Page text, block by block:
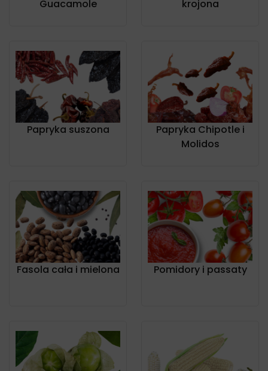
Guacamole
krojona
Papryka suszona
Papryka Chipotle i
Molidos
Fasola cała i mielona Pomidory i passaty